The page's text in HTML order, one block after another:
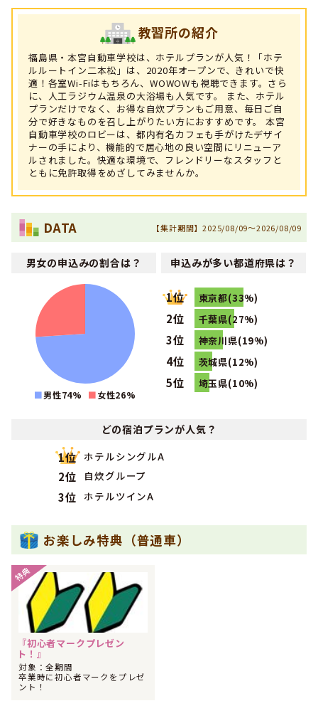
教習所の紹介
福島県・本宮自動車学校は、ホテルプランが人気！「ホテ
ルルートイン二本松」は、2020年オープンで、きれいで快
適！各室Wi-Fiはもちろん、WOWOWも視聴できます。さら
に、人工ラジウム温泉の大浴場も人気です。 また、ホテル
プランだけでなく、お得な自炊プランもご用意、毎日ご自
分で好きなものを召し上がりたい方におすすめです。 本宮
自動車学校のロビーは、都内有名カフェも手がけたデザイ
ナーの手により、機能的で居心地の良い空間にリニューア
ルされました。快適な環境で、フレンドリーなスタッフと
ともに免許取得をめざしてみませんか。
DATA 【集計期間】2025/08/09～2026/08/09
男女の申込みの割合は？
男性74% 女性26%
申込みが多い都道府県は？
1位 東京都(33%)
2位 千葉県(27%)
3位 神奈川県(19%)
4位 茨城県(12%)
5位 埼玉県(10%)
どの宿泊プランが人気？
1位 ホテルシングルA
2位 自炊グループ
3位 ホテルツインA
お楽しみ特典（普通車）
特典
『初心者マークプレゼン
ト！』
対象：全期間
卒業時に初心者マークをプレゼ
ント！